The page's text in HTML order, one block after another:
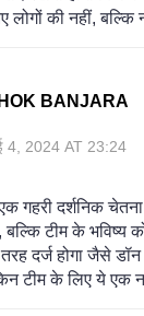
लोगों की नहीं, बल्कि
BANJARA
4, 2024 AT 23:24
गहरी दर्शनिक
टीम के भविष्य
दर्ज होगा जैसे
टीम के लिए ये एक